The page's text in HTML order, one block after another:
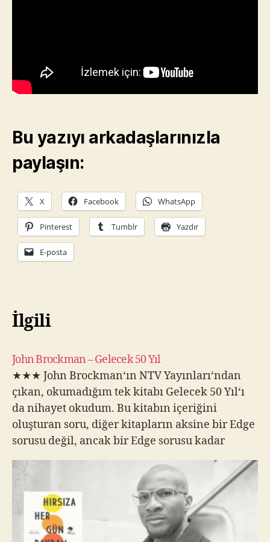
Bu yazıyı arkadaşlarınızla
paylaşın:
X Facebook WhatsApp
Pinterest Tumblr Yazdır
E-posta
İlgili
John Brockman – Gelecek 50 Yıl
★★★ John Brockman‘ın NTV Yayınları‘ndan
çıkan, okumadığım tek kitabı Gelecek 50 Yıl‘ı
da nihayet okudum. Bu kitabın içeriğini
oluşturan soru, diğer kitapların aksine bir Edge
sorusu değil, ancak bir Edge sorusu kadar
dikkate değer. 2000’li yıllara girmeden önce,
John Brockman alanında önemli yere sahip 25
bilim adımına, “gelecek 50 Yıl’da…